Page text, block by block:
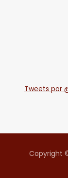
Tweets por
Copyright